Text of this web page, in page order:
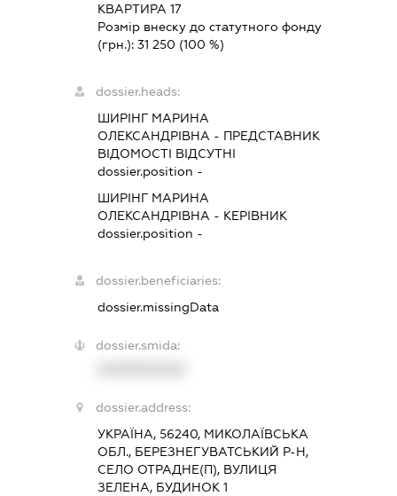
КВАРТИРА 17
Розмір внеску до статутного фонду
(грн.):31 250 (100 %)
dossier.heads:
ШИРІНГ МАРИНА
ОЛЕКСАНДРІВНА - ПРЕДСТАВНИК
ВІДОМОСТІ ВІДСУТНІ
dossier.position -
ШИРІНГ МАРИНА
ОЛЕКСАНДРІВНА - КЕРІВНИК
dossier.position -
dossier.beneficiaries:
dossier.missingData
dossier.smida:
dossier.address:
УКРАЇНА, 56240, МИКОЛАЇВСЬКА
ОБЛ., БЕРЕЗНЕГУВАТСЬКИЙ Р-Н,
СЕЛО ОТРАДНЕ(П), ВУЛИЦЯ
ЗЕЛЕНА, БУДИНОК 1